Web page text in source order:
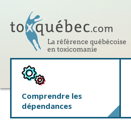
Comprendre les
dépendances